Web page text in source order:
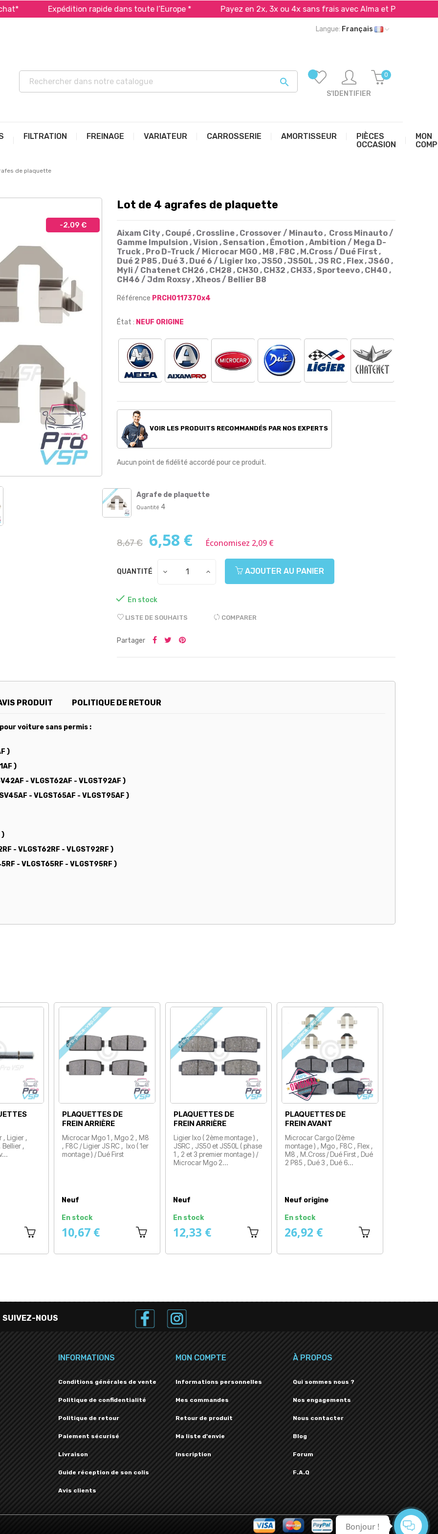
Expédition rapide dans toute l’Europe * Payez en 2x, 3x ou 4x sans frais avec Alma et PayPal*
Langue: Français

S'IDENTIFIER
0
FILTRATION FREINAGE VARIATEUR CARROSSERIE AMORTISSEUR
PIÈCES
OCCASION
MON
de plaquette
-2,09 €
Lot de 4 agrafes de plaquette
Aixam City , Coupé , Crossline , Crossover / Minauto , Cross Minauto /
Gamme Impulsion , Vision , Sensation , Émotion , Ambition / Mega D-
Truck , Pro D-Truck/ Microcar MGO , M8 , F8C , M.Cross / Dué First ,
Dué 2 P85 , Dué 3 , Dué 6 / Ligier Ixo , JS50 , JS50L , JS RC , Flex , JS60 ,
Myli / Chatenet CH26 , CH28 , CH30 , CH32 , CH33 , Sporteevo , CH40 ,
CH46 / Jdm Roxsy , Xheos / Bellier B8
Référence PRCH0117370x4
État : NEUF ORIGINE
VOIR LES PRODUITS RECOMMANDÉS PAR NOS EXPERTS
Aucun point de fidélité accordé pour ce produit.
Agrafe de plaquette
Quantité 4
8,67 € 6,58 € Économisez 2,09 €
QUANTITÉ AJOUTER AU PANIER
 En stock
LISTE DE SOUHAITS COMPARER
Partager
PRODUIT POLITIQUE DE RETOUR
voiture sans permis :
)
)
- VLGST62AF - VLGST92AF )
- VLGST65AF - VLGST95AF )
)
- VLGST62RF - VLGST92RF )
- VLGST65RF - VLGST95RF )
DE
Ixo ( 2ème montage ) ,
, JS50 et JS50L ( phase
et 3 premier montage ) /
€
PLAQUETTES DE
FREIN AVANT
Microcar Cargo (2ème
montage ) , Mgo , F8C , Flex ,
M8 , M.Cross / Dué First , Dué
26,92 €
PLAQUETTES DE
FREIN ARRIÈRE
Microcar Mgo 1 , Mgo 2 , M8
, F8C / Dué First / Ligier Ixo 1er
montage
Prix
28,67 €
PLAQUETTES DE
FREIN ARRIÈRE
Microcar Mgo 2 , M8 , Mgo 3
, Mgo 4 , Mgo 6 / Dué 2 P85 ,
Dué 3 , Dué 6 / Ligier Ixo ,
JS50 et JS50L…
Neuf origine
28,67 €
SUIVEZ-NOUS
INFORMATIONS
Conditions générales de vente
Politique de confidentialité
Politique de retour
Paiement sécurisé
Livraison
Guide réception de son colis
Avis clients
MON COMPTE
Informations personnelles
Mes commandes
Retour de produit
Ma liste d'envie
Inscription
À PROPOS
Qui sommes nous ?
Nos engagements
Nous contacter
Blog
Forum
F.A.Q
Bonjour !